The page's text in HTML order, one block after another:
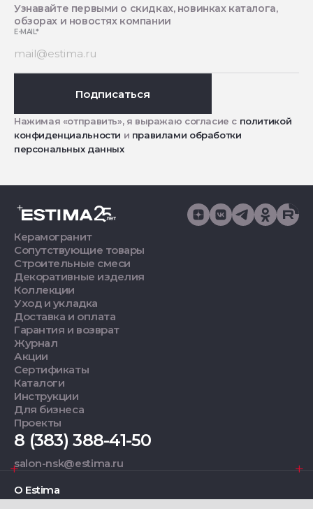
Узнавайте первыми о скидках, новинках каталога,
обзорах и новостях компании
E-MAIL*
Подписаться
Нажимая «отправить», я выражаю согласие с политикой
конфиденциальности и правилами обработки
персональных данных
Керамогранит
Сопутствующие товары
Строительные смеси
Декоративные изделия
Коллекции
Уход и укладка
Доставка и оплата
Гарантия и возврат
Журнал
Акции
Сертификаты
Каталоги
Инструкции
Для бизнеса
Проекты
8 (383) 388-41-50
salon-nsk@estima.ru
О Estima